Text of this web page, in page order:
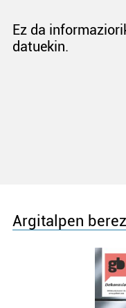
Ez da
datuekin.
Argitalpen